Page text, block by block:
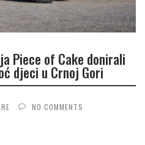
Piece of Cake donirali
djeci u Crnoj Gori
NO COMMENTS